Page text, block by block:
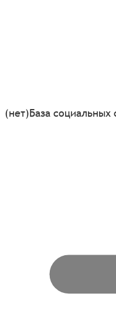
(нет)База социальных